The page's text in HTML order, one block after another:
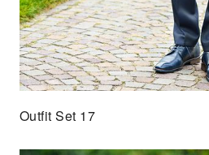
Outfit Set 17